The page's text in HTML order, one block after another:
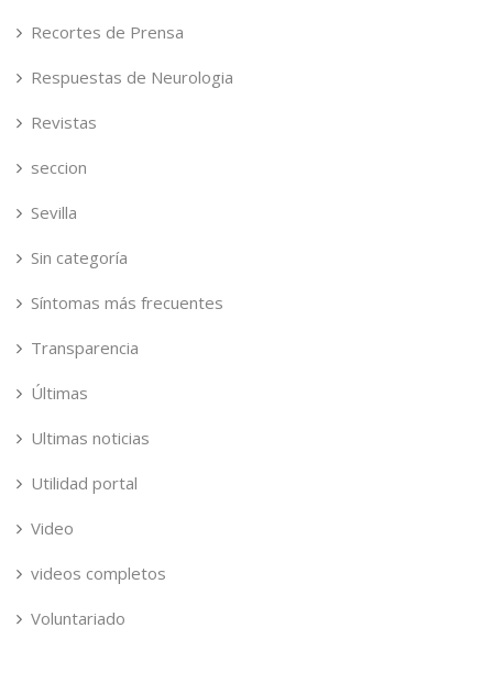
Recortes de Prensa
Respuestas de Neurologia
Revistas
seccion
Sevilla
Sin categoría
Síntomas más frecuentes
Transparencia
Últimas
Ultimas noticias
Utilidad portal
Video
videos completos
Voluntariado